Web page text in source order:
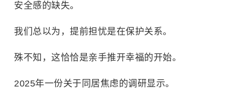
安全感的缺失。
我们总以为，提前担忧是在保护关系。
殊不知，这恰恰是亲手推开幸福的开始。
2025年一份关于同居焦虑的调研显示。